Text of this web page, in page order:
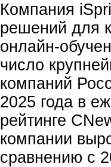
Компания
решений для
онлайн-
число
компаний
2025 года в
рейтинге
компании
сравнению с